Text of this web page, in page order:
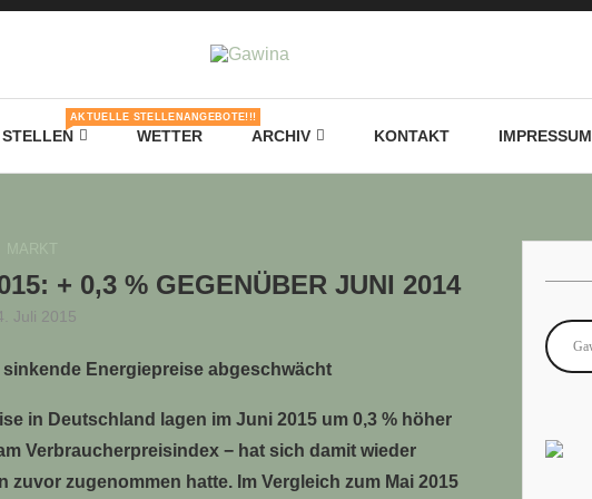
STELLEN
AKTUELLE STELLENANGEBOTE!!!
WETTER ARCHIV KONTAKT IMPRESSUM
+ 0,3 % GEGENÜBER JUNI 2014
Juli 2015
Energiepreise abgeschwächt
in Deutschland lagen im Juni 2015 um 0,3 % höher
Verbraucherpreisindex − hat sich damit wieder
zugenommen hatte. Im Vergleich zum Mai 2015